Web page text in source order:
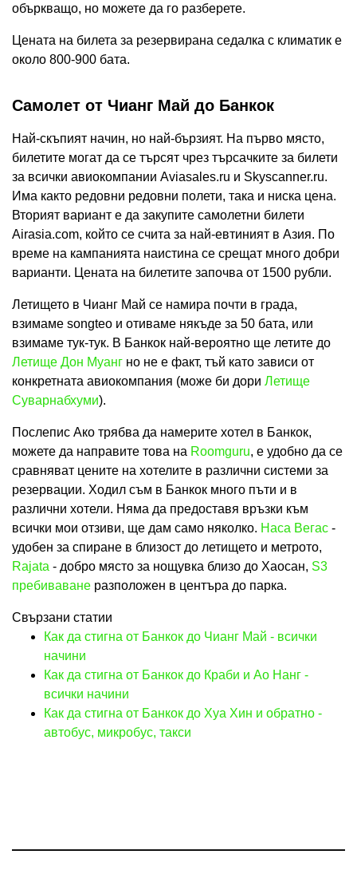
объркващо, но можете да го разберете.
Цената на билета за резервирана седалка с климатик е
около 800-900 бата.
Самолет от Чианг Май до Банкок
Най-скъпият начин, но най-бързият. На първо място,
билетите могат да се търсят чрез търсачките за билети
за всички авиокомпании Aviasales.ru и Skyscanner.ru.
Има както редовни редовни полети, така и ниска цена.
Вторият вариант е да закупите самолетни билети
Airasia.com, който се счита за най-евтиният в Азия. По
време на кампанията наистина се срещат много добри
варианти. Цената на билетите започва от 1500 рубли.
Летището в Чианг Май се намира почти в града,
взимаме songteo и отиваме някъде за 50 бата, или
взимаме тук-тук. В Банкок най-вероятно ще летите до
Летище Дон Муанг но не е факт, тъй като зависи от
конкретната авиокомпания (може би дори Летище
Суварнабхуми).
Послепис Ако трябва да намерите хотел в Банкок,
можете да направите това на Roomguru, е удобно да се
сравняват цените на хотелите в различни системи за
резервации. Ходил съм в Банкок много пъти и в
различни хотели. Няма да предоставя връзки към
всички мои отзиви, ще дам само няколко. Наса Вегас -
удобен за спиране в близост до летището и метрото,
Rajata - добро място за нощувка близо до Хаосан, S3
пребиваване разположен в центъра до парка.
Свързани статии
Как да стигна от Банкок до Чианг Май - всички
начини
Как да стигна от Банкок до Краби и Ао Нанг -
всички начини
Как да стигна от Банкок до Хуа Хин и обратно -
автобус, микробус, такси